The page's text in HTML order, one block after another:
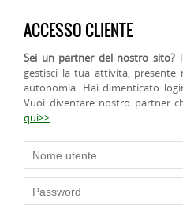
ACCESSO CLIENTE
Sei un partner del nostro sito?
gestisci la tua attività,
autonomia. Hai dimenticato
Vuoi diventare nostro partner
qui>>